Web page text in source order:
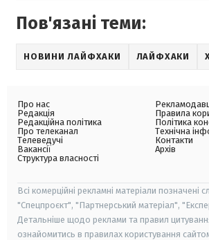
Пов'язані теми:
НОВИНИ ЛАЙФХАКИ ЛАЙФХАКИ
Про нас
Редакція
Редакційна політика
Про телеканал
Телеведучі
Вакансії
Структура власності
Правила
Політика
Технічна
Контакти
Архів
Всі комерційні рекламні матеріали позначені
"Спецпроєкт", "Партнерський матеріал",
Детальніше щодо реклами та правил
ознайомитись в правилах користування